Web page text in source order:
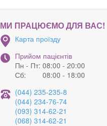
МИ ПРАЦЮЄМО ДЛЯ ВАС!
Карта проїзду
Прийом пацієнтів
Пн - Пт: 08:00 - 20:00
Сб:
08:00 - 18:00
(044) 235-235-8
(044) 234-76-74
(093) 314-62-21
(068) 314-62-21